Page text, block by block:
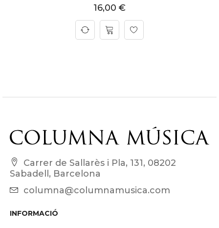
16,00 €
Carrer de Sallarès i Pla, 131, 08202
Sabadell, Barcelona
columna@columnamusica.com
INFORMACIÓ